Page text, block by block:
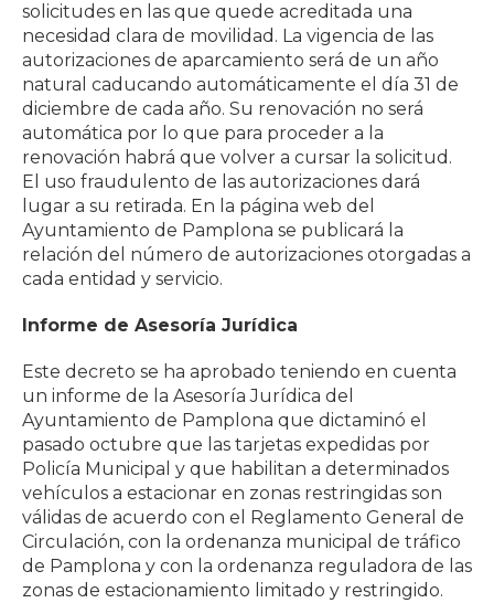
solicitudes en las que quede acreditada una
necesidad clara de movilidad. La vigencia de las
autorizaciones de aparcamiento será de un año
natural caducando automáticamente el día 31 de
diciembre de cada año. Su renovación no será
automática por lo que para proceder a la
renovación habrá que volver a cursar la solicitud.
El uso fraudulento de las autorizaciones dará
lugar a su retirada. En la página web del
Ayuntamiento de Pamplona se publicará la
relación del número de autorizaciones otorgadas a
cada entidad y servicio.
Informe de Asesoría Jurídica
Este decreto se ha aprobado teniendo en cuenta
un informe de la Asesoría Jurídica del
Ayuntamiento de Pamplona que dictaminó el
pasado octubre que las tarjetas expedidas por
Policía Municipal y que habilitan a determinados
vehículos a estacionar en zonas restringidas son
válidas de acuerdo con el Reglamento General de
Circulación, con la ordenanza municipal de tráfico
de Pamplona y con la ordenanza reguladora de las
zonas de estacionamiento limitado y restringido.